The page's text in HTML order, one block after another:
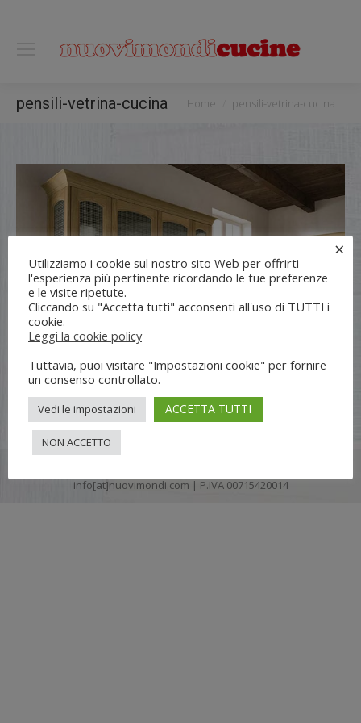
pensili-vetrina-cucina You are here:
Home pensili-vetrina-cucina
info[at]nuovimondi.com | P.IVA 00715420014
Utilizziamo i cookie sul nostro sito Web per offrirti
l'esperienza più pertinente ricordando le tue preferenze
e le visite ripetute.
Cliccando su "Accetta tutti" acconsenti all'uso di TUTTI i
cookie.
Leggi la cookie policy
×
Tuttavia, puoi visitare "Impostazioni cookie" per fornire
un consenso controllato.
Vedi le impostazioni ACCETTA TUTTI
NON ACCETTO